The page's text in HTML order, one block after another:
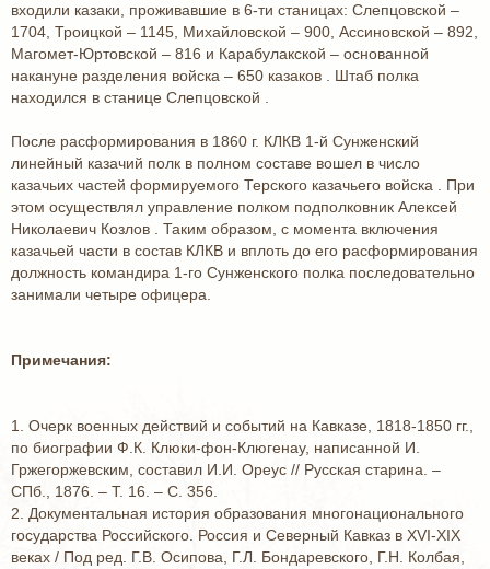
входили казаки, проживавшие в 6-ти станицах: Слепцовской –
1704, Троицкой – 1145, Михайловской – 900, Ассиновской – 892,
Магомет-Юртовской – 816 и Карабулакской – основанной
накануне разделения войска – 650 казаков . Штаб полка
находился в станице Слепцовской .
После расформирования в 1860 г. КЛКВ 1-й Сунженский
линейный казачий полк в полном составе вошел в число
казачьих частей формируемого Терского казачьего войска . При
этом осуществлял управление полком подполковник Алексей
Николаевич Козлов . Таким образом, с момента включения
казачьей части в состав КЛКВ и вплоть до его расформирования
должность командира 1-го Сунженского полка последовательно
занимали четыре офицера.
Примечания:
1. Очерк военных действий и событий на Кавказе, 1818-1850 гг.,
по биографии Ф.К. Клюки-фон-Клюгенау, написанной И.
Гржегоржевским, составил И.И. Ореус // Русская старина. –
СПб., 1876. – Т. 16. – С. 356.
2. Документальная история образования многонационального
государства Российского. Россия и Северный Кавказ в XVI-XIX
веках / Под ред. Г.В. Осипова, Г.Л. Бондаревского, Г.Н. Колбая,